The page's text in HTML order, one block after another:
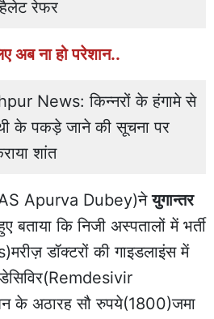
रेफर
अब ना हो परेशान..
News: किन्नरों के हंगामे से
के पकड़े जाने की सूचना पर
शांत
Apurva Dubey)नेयुगान्तर
कि निजी अस्पतालों में भर्ती
डॉक्टरों की गाइडलाइंस में
के अठारह सौ रुपये(1800)जमा